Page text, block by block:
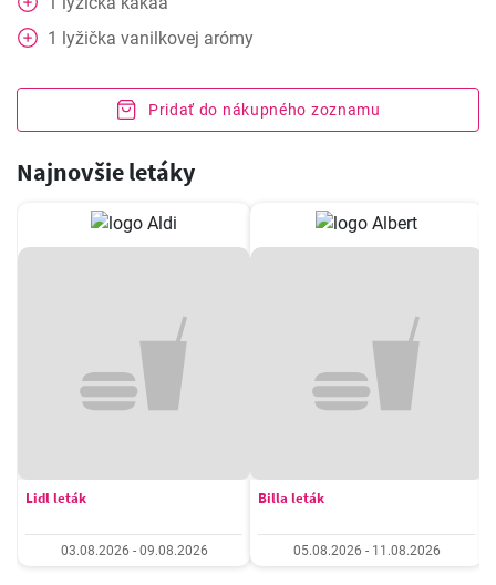
1 lyžička vanilkovej arómy
Pridať do nákupného zoznamu
Najnovšie letáky
Lidl leták
03.08.2026 - 09.08.2026
Billa leták
05.08.2026 - 11.08.2026